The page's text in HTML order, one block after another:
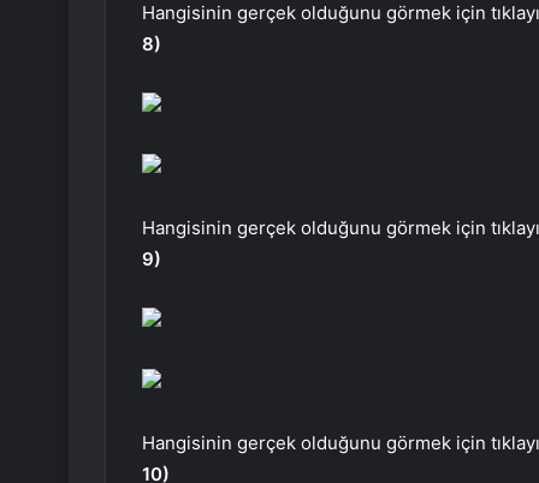
Hangisinin gerçek olduğunu görmek için
8)
Hangisinin gerçek olduğunu görmek için
9)
Hangisinin gerçek olduğunu görmek için
10)